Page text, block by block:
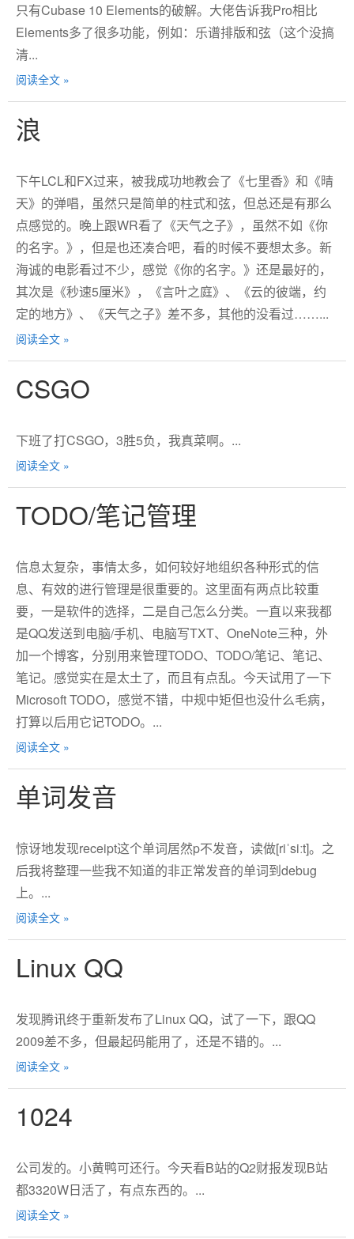
只有Cubase 10 Elements的破解。大佬告诉我Pro相比
Elements多了很多功能，例如：乐谱排版和弦（这个没搞
清...
阅读全文 »
浪
下午LCL和FX过来，被我成功地教会了《七里香》和《晴
天》的弹唱，虽然只是简单的柱式和弦，但总还是有那么
点感觉的。晚上跟WR看了《天气之子》，虽然不如《你
的名字。》，但是也还凑合吧，看的时候不要想太多。新
海诚的电影看过不少，感觉《你的名字。》还是最好的，
其次是《秒速5厘米》，《言叶之庭》、《云的彼端，约
定的地方》、《天气之子》差不多，其他的没看过……...
阅读全文 »
CSGO
下班了打CSGO，3胜5负，我真菜啊。...
阅读全文 »
TODO/笔记管理
信息太复杂，事情太多，如何较好地组织各种形式的信
息、有效的进行管理是很重要的。这里面有两点比较重
要，一是软件的选择，二是自己怎么分类。一直以来我都
是QQ发送到电脑/手机、电脑写TXT、OneNote三种，外
加一个博客，分别用来管理TODO、TODO/笔记、笔记、
笔记。感觉实在是太土了，而且有点乱。今天试用了一下
Microsoft TODO，感觉不错，中规中矩但也没什么毛病，
打算以后用它记TODO。...
阅读全文 »
单词发音
惊讶地发现receipt这个单词居然p不发音，读做[riˈsiːt]。之
后我将整理一些我不知道的非正常发音的单词到debug
上。...
阅读全文 »
Linux QQ
发现腾讯终于重新发布了Linux QQ，试了一下，跟QQ
2009差不多，但最起码能用了，还是不错的。...
阅读全文 »
1024
公司发的。小黄鸭可还行。今天看B站的Q2财报发现B站
都3320W日活了，有点东西的。...
阅读全文 »